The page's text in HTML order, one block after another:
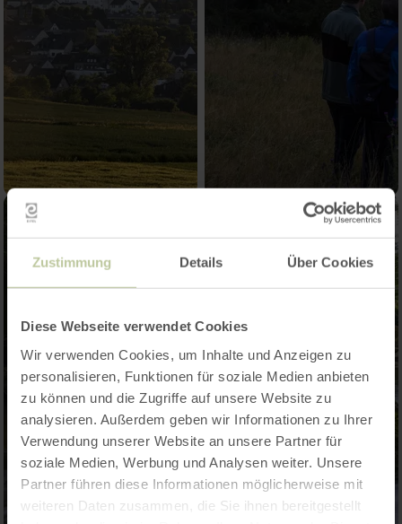
Zustimmung Details Über Cookies
Diese Webseite verwendet Cookies
Wir verwenden Cookies, um Inhalte und Anzeigen zu
personalisieren, Funktionen für soziale Medien anbieten
zu können und die Zugriffe auf unsere Website zu
analysieren. Außerdem geben wir Informationen zu Ihrer
Verwendung unserer Website an unsere Partner für
soziale Medien, Werbung und Analysen weiter. Unsere
Partner führen diese Informationen möglicherweise mit
weiteren Daten zusammen, die Sie ihnen bereitgestellt